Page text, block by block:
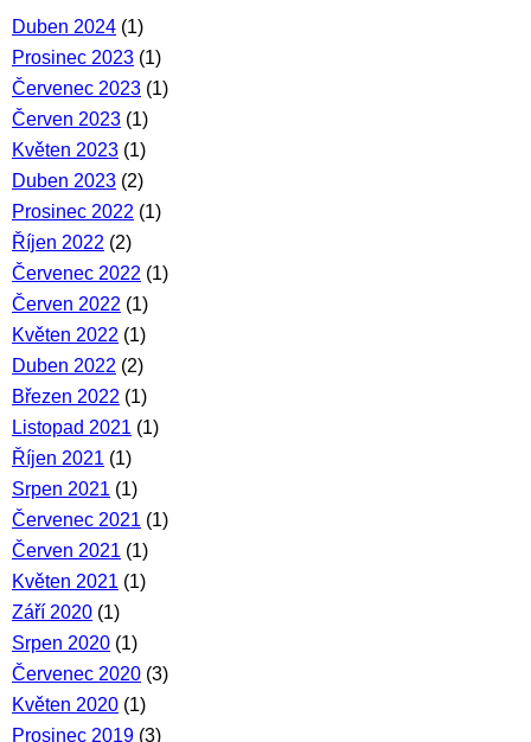
Duben 2024 (1)
Prosinec 2023 (1)
Červenec 2023 (1)
Červen 2023 (1)
Květen 2023 (1)
Duben 2023 (2)
Prosinec 2022 (1)
Říjen 2022 (2)
Červenec 2022 (1)
Červen 2022 (1)
Květen 2022 (1)
Duben 2022 (2)
Březen 2022 (1)
Listopad 2021 (1)
Říjen 2021 (1)
Srpen 2021 (1)
Červenec 2021 (1)
Červen 2021 (1)
Květen 2021 (1)
Září 2020 (1)
Srpen 2020 (1)
Červenec 2020 (3)
Květen 2020 (1)
Prosinec 2019 (3)